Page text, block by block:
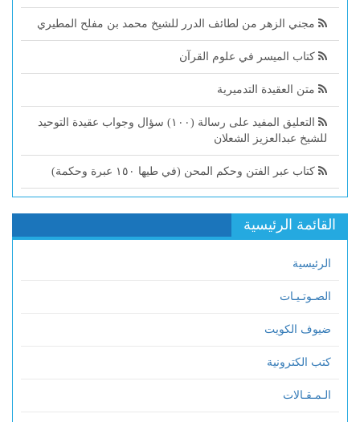
مجني الزهر من لطائف الدرر للشيخ محمد بن مفلح المطيري
كتاب الميسر في علوم القرآن
متن العقيدة التدميرية
التعليق المفيد على رسالة (١٠٠) سؤال وجواب عقيدة التوحيد
للشيخ عبدالعزيز الشعلان
كتاب عبر الفتن وحكم المحن (في طيها ١٥٠ عبرة وحكمة)
القائمة الرئيسية
الرئيسية
الصـوتـيـات
ضيوف الكويت
كتب الكترونية
الـمـقـالات